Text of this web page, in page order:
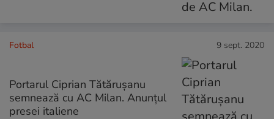
Fotbal 9 sept. 2020
Portarul Ciprian Tătărușanu
semnează cu AC Milan. Anunțul
presei italiene